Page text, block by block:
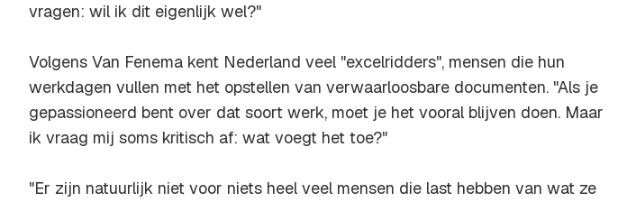
vragen: wil ik dit eigenlijk wel?"
Volgens Van Fenema kent Nederland veel "excelridders", mensen die hun
werkdagen vullen met het opstellen van verwaarloosbare documenten. "Als je
gepassioneerd bent over dat soort werk, moet je het vooral blijven doen. Maar
ik vraag mij soms kritisch af: wat voegt het toe?"
"Er zijn natuurlijk niet voor niets heel veel mensen die last hebben van wat ze